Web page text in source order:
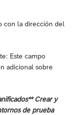
con la dirección del
Este campo
adicional sobre
Crear y
de prueba